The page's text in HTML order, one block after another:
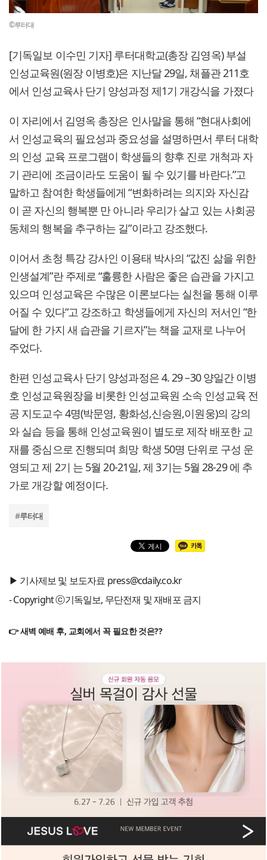
©루터대
[기독일보 이수민 기자] 루터대학교(총장 김영옥) 부설
인성교육원(원장 이병호)은 지난달 29일, 채플관 211호
에서 인성교육사 단기 양성과정 제1기 개강식을 가졌다
이 자리에서 김영옥 총장은 인사말을 통해 “현대사회에
서 인성교육의 필요성과 중요성을 설명하면서 루터 대학
의 인성 교육 프로그램이 학생들의 향후 진로 개척과 자
기 관리에 조금이라도 도움이 될 수 있기를 바란다.”고
말하고 참여한 학생들에게 “변화하려는 의지와 자신감
이 곧 자신의 행복뿐 만 아니라 우리가 살고 있는 사회공
동체의 행복을 추구하는 길”이라고 강조했다.
이어서 초청 특강 강사인 이용태 박사의 “값진 삶을 위한
인생설계”란 주제로 “훌륭한 사람은 좋은 습관을 가지고
있으며 인성교육은 수많은 이론보다는 실천을 통해 이루
어질 수 있다“고 강조하고 학생들에게 자신의 저서인 “한
달에 한 가지 새 습관을 기르자”는 책을 교재로 나누어
주었다.
한편 인성교육사 단기 양성과정은 4. 29 –30 양일간 이병
호 인성교육원장을 비롯한 인성교육원 소속 인성교육 전
공 지도교수 4명(박문영, 황화성,신승원,이원웅)의 강의
와 실습 등을 통해 인성교육원이 별도로 제작 배포한 교
재를 중심으로 진행되며 희망 학생 50명 단위로 구성 운
영되고 제 2기 는 5월 20-21일, 제 3기는 5월 28-29 에 추
가로 개강할 예정이다.
#루터대
▶ 기사제보 및 보도자료 press@cdaily.co.kr
- Copyright ⓒ기독일보, 무단전재 및 재배포 금지
👉 새벽 예배 후, 교회에서 꼭 필요한 것은??